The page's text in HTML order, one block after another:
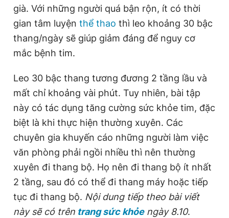
già. Với những người quá bận rộn, ít có thời
gian tâm luyện thể thao thì leo khoảng 30 bậc
thang/ngày sẽ giúp giảm đáng để nguy cơ
mắc bệnh tim.
Leo 30 bậc thang tương đương 2 tầng lầu và
mất chỉ khoảng vài phút. Tuy nhiên, bài tập
này có tác dụng tăng cường sức khỏe tim, đặc
biệt là khi thực hiện thường xuyên. Các
chuyên gia khuyến cáo những người làm việc
văn phòng phải ngồi nhiều thì nên thường
xuyên đi thang bộ. Họ nên đi thang bộ ít nhất
2 tầng, sau đó có thể đi thang máy hoặc tiếp
tục đi thang bộ. Nội dung tiếp theo bài viết
này sẽ có trên trang sức khỏengày 8.10.